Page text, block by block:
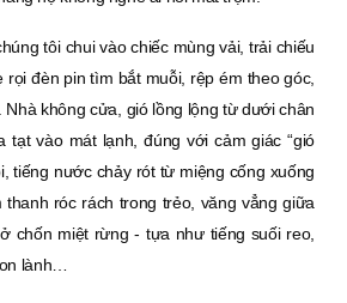
tôi chui vào chiếc mùng vải, trải chiếu
rọi đèn pin tìm bắt muỗi, rệp ém theo góc,
không cửa, gió lồng lộng từ dưới chân
tạt vào mát lạnh, đúng với cảm giác “gió
tiếng nước chảy rót từ miệng cống xuống
róc rách trong trẻo, văng vẳng giữa
chốn miệt rừng - tựa như tiếng suối reo,
lành…